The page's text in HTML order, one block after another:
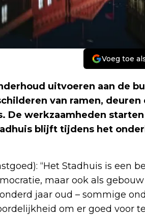
Voeg toe
uitvoeren aan de
van ramen,
De werkzaamheden
blijft tijdens het
“Het Stadhuis is een
maar ook als
jaar oud – sommige
om er goed voor